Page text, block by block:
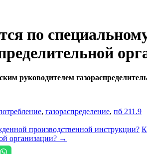
по
руководителем
, газораспределение, пб 211.9
производственной инструкции?
организации? →